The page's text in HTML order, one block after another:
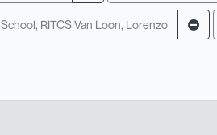
School, RITCS|Van Loon, Lorenzo